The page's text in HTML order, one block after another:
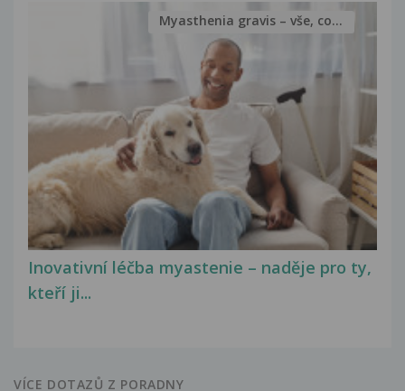
Inovativní léčba myastenie – naděje pro ty,
kteří ji...
Myasthenia gravis – vše, co...
VÍCE DOTAZŮ Z PORADNY